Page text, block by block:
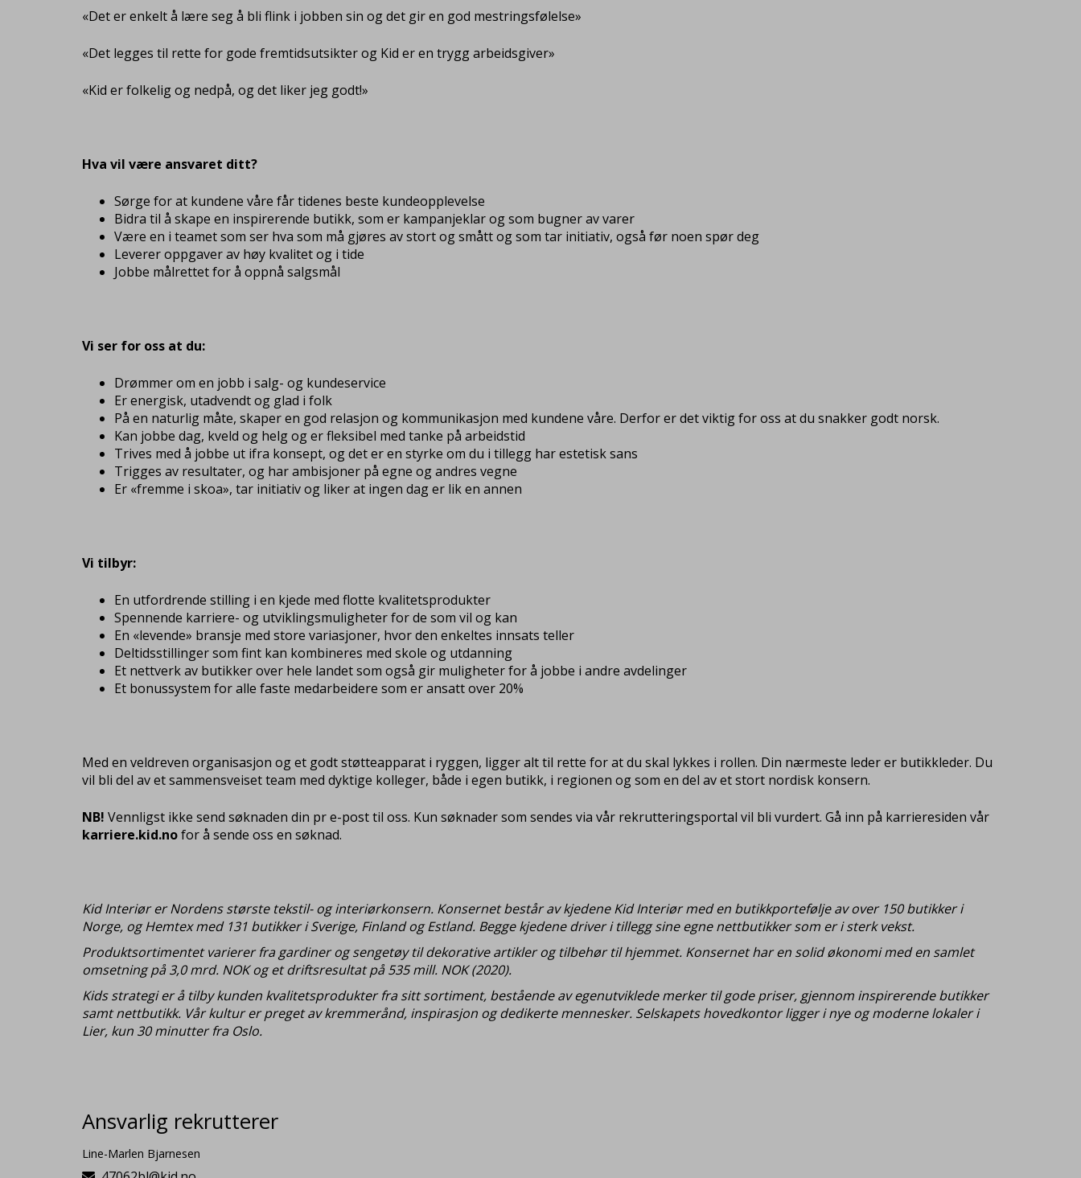
«Det er enkelt å lære seg å bli flink i jobben sin og det gir en god mestringsfølelse»
«Det legges til rette for gode fremtidsutsikter og Kid er en trygg arbeidsgiver»
«Kid er folkelig og nedpå, og det liker jeg godt!»
Hva vil være ansvaret ditt?
Sørge for at kundene våre får tidenes beste kundeopplevelse
Bidra til å skape en inspirerende butikk, som er kampanjeklar og som bugner av varer
Være en i teamet som ser hva som må gjøres av stort og smått og som tar initiativ, også før noen spør deg
Leverer oppgaver av høy kvalitet og i tide
Jobbe målrettet for å oppnå salgsmål
Vi ser for oss at du:
Drømmer om en jobb i salg- og kundeservice
Er energisk, utadvendt og glad i folk
På en naturlig måte, skaper en god relasjon og kommunikasjon med kundene våre. Derfor er det viktig for oss at du snakker godt norsk.
Kan jobbe dag, kveld og helg og er fleksibel med tanke på arbeidstid
Trives med å jobbe ut ifra konsept, og det er en styrke om du i tillegg har estetisk sans
Trigges av resultater, og har ambisjoner på egne og andres vegne
Er «fremme i skoa», tar initiativ og liker at ingen dag er lik en annen
Vi tilbyr:
En utfordrende stilling i en kjede med flotte kvalitetsprodukter
Spennende karriere- og utviklingsmuligheter for de som vil og kan
En «levende» bransje med store variasjoner, hvor den enkeltes innsats teller
Deltidsstillinger som fint kan kombineres med skole og utdanning
Et nettverk av butikker over hele landet som også gir muligheter for å jobbe i andre avdelinger
Et bonussystem for alle faste medarbeidere som er ansatt over 20%
Med en veldreven organisasjon og et godt støtteapparat i ryggen, ligger alt til rette for at du skal lykkes i rollen. Din nærmeste leder er butikkleder. Du
vil bli del av et sammensveiset team med dyktige kolleger, både i egen butikk, i regionen og som en del av et stort nordisk konsern.
NB! Vennligst ikke send søknaden din pr e-post til oss. Kun søknader som sendes via vår rekrutteringsportal vil bli vurdert. Gå inn på karrieresiden vår
karriere.kid.nofor å sende oss en søknad.
Kid Interiør er Nordens største tekstil- og interiørkonsern. Konsernet består av kjedene Kid Interiør med en butikkportefølje av over 150 butikker i
Norge, og Hemtex med 131 butikker i Sverige, Finland og Estland. Begge kjedene driver i tillegg sine egne nettbutikker som er i sterk vekst.
Produktsortimentet varierer fra gardiner og sengetøy til dekorative artikler og tilbehør til hjemmet. Konsernet har en solid økonomi med en samlet
omsetning på 3,0 mrd. NOK og et driftsresultat på 535 mill. NOK (2020).
Kids strategi er å tilby kunden kvalitetsprodukter fra sitt sortiment, bestående av egenutviklede merker til gode priser, gjennom inspirerende butikker
samt nettbutikk. Vår kultur er preget av kremmerånd, inspirasjon og dedikerte mennesker. Selskapets hovedkontor ligger i nye og moderne lokaler i
Lier, kun 30 minutter fra Oslo.
Ansvarlig rekrutterer
Line-Marlen Bjarnesen